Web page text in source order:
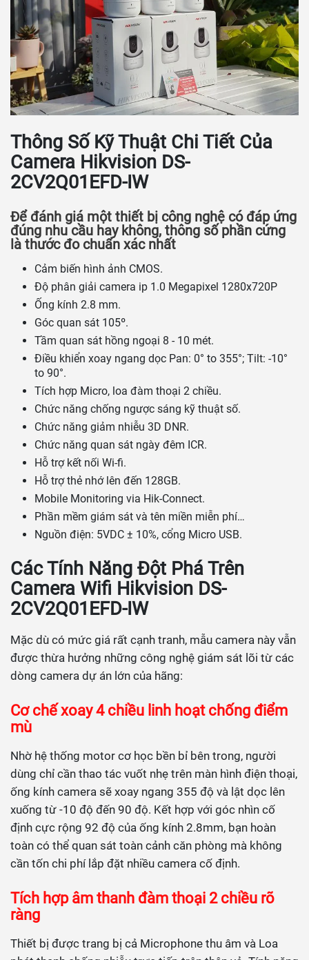
Thông Số Kỹ Thuật Chi Tiết Của
Camera Hikvision DS-
2CV2Q01EFD-IW
Để đánh giá một thiết bị công nghệ có đáp ứng
đúng nhu cầu hay không, thông số phần cứng
là thước đo chuẩn xác nhất
Cảm biến hình ảnh CMOS.
Độ phân giải camera ip 1.0 Megapixel 1280x720P
Ống kính 2.8 mm.
Góc quan sát 105º.
Tầm quan sát hồng ngoại 8 - 10 mét.
Điều khiển xoay ngang dọc Pan: 0° to 355°; Tilt: -10°
to 90°.
Tích hợp Micro, loa đàm thoại 2 chiều.
Chức năng chống ngược sáng kỹ thuật số.
Chức năng giảm nhiễu 3D DNR.
Chức năng quan sát ngày đêm ICR.
Hỗ trợ kết nối Wi-fi.
Hỗ trợ thẻ nhớ lên đến 128GB.
Mobile Monitoring via Hik-Connect.
Phần mềm giám sát và tên miền miễn phí…
Nguồn điện: 5VDC ± 10%, cổng Micro USB.
Các Tính Năng Đột Phá Trên
Camera Wifi Hikvision DS-
2CV2Q01EFD-IW
Mặc dù có mức giá rất cạnh tranh, mẫu camera này vẫn
được thừa hưởng những công nghệ giám sát lõi từ các
dòng camera dự án lớn của hãng:
Cơ chế xoay 4 chiều linh hoạt chống điểm
mù
Nhờ hệ thống motor cơ học bền bỉ bên trong, người
dùng chỉ cần thao tác vuốt nhẹ trên màn hình điện thoại,
ống kính camera sẽ xoay ngang 355 độ và lật dọc lên
xuống từ -10 độ đến 90 độ. Kết hợp với góc nhìn cố
định cực rộng 92 độ của ống kính 2.8mm, bạn hoàn
toàn có thể quan sát toàn cảnh căn phòng mà không
cần tốn chi phí lắp đặt nhiều camera cố định.
Tích hợp âm thanh đàm thoại 2 chiều rõ
ràng
Thiết bị được trang bị cả Microphone thu âm và Loa